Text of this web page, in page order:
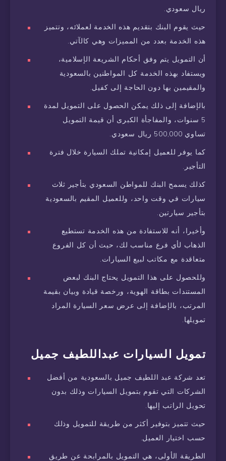
ريال سعودي.
حيث يقوم البنك بتقديم هذه الخدمة لعملائه، وتتميز
هذه الخدمة بعدد من المميزات وهي كالآتي.
أن التمويل يتم وفق أحكام الشريعة الإسلامية،
ويستفاد بهذه الخدمة كل المواطنين بالسعودية
والمقيمين بها دون الحاجة إلى كفيل.
بالإضافة إلى ذلك يمكن الحصول على التمويل لمدة
5 سنوات، والمفاجأة الكبرى أن قيمة التمويل
تساوي 500,000 ريال سعودي.
كما يوفر للعميل إمكانية تملك السيارة خلال فترة
التأجير.
كذلك يسمح البنك للمواطن السعودي بتأجير ثلاث
سيارات في وقت واحد، وللعميل المقيم بالسعودية
بتأجير سيارتين.
وأخيرا، أنه للاستفادة من هذه الخدمة تستطيع
الذهاب لأي فرع مناسب لك، حيث أن كل الفروع
متعاقدة مع مكاتب لبيع السيارات.
وللحصول على هذا التمويل يحتاج البنك لبعض
المستندات بطاقة الهوية، ورخصة قيادة وبيان بقيمة
المرتب، بالإضافة إلى عرض سعر السيارة المراد
تمويلها.
تمويل السيارات عبداللطيف جميل
تعد شركة عبد اللطيف جميل بالسعودية من أفضل
الشركات التي تقوم بتمويل السيارات وذلك بدون
تحويل الراتب إليها.
حيث تتميز بتوفير أكثر من طريقة للتمويل وذلك
حسب اختيار العميل.
الطريقة الأولى، هي التمويل بالمرابحة عن طريق